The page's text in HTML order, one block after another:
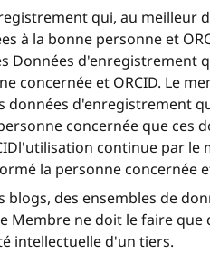
qui, au meilleur
à la bonne personne et
Données d'enregistrement
et ORCID. Le
d'enregistrement
concernée que ces
continue par
la personne concernée
des ensembles de
ne doit le faire que
intellectuelle d'un tiers.